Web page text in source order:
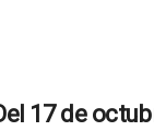
17 de